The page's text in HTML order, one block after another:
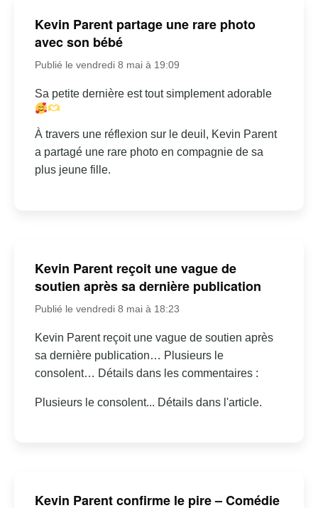
Kevin Parent partage une rare photo
avec son bébé
Publié le vendredi 8 mai à 19:09
Sa petite dernière est tout simplement adorable
À travers une réflexion sur le deuil, Kevin Parent
a partagé une rare photo en compagnie de sa
plus jeune fille.
Kevin Parent reçoit une vague de
soutien après sa dernière publication
Publié le vendredi 8 mai à 18:23
Kevin Parent reçoit une vague de soutien après
sa dernière publication… Plusieurs le
consolent… Détails dans les commentaires :
Plusieurs le consolent... Détails dans l'article.
Kevin Parent confirme le pire – Comédie